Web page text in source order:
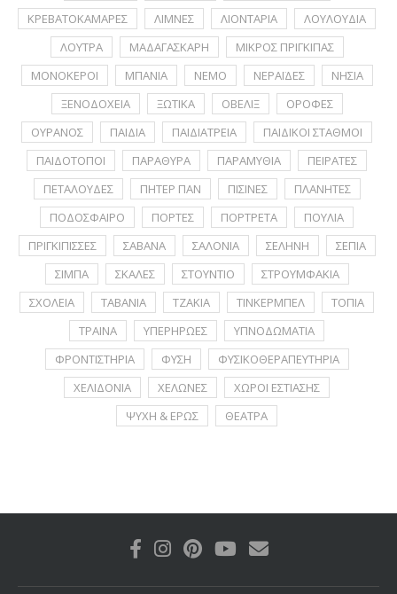
ΚΡΕΒΑΤΟΚΑΜΑΡΕΣ
ΛΙΜΝΕΣ ΛΙΟΝΤΑΡΙΑ
ΛΟΥΛΟΥΔΙΑ
ΛΟΥΤΡΑ
ΜΑΔΑΓΑΣΚΑΡΗ
ΜΙΚΡΟΣ ΠΡΙΓΚΙΠΑΣ
ΜΟΝΟΚΕΡΟΙ
ΜΠΑΝΙΑ ΝΕΜΟ ΝΕΡΑΪΔΕΣ
ΝΗΣΙΑ
ΞΕΝΟΔΟΧΕΙΑ
ΞΩΤΙΚΑ ΟΒΕΛΙΞ
ΟΡΟΦΕΣ
ΟΥΡΑΝΟΣ
ΠΑΙΔΙΑ ΠΑΙΔΙΑΤΡΕΙΑ
ΠΑΙΔΙΚΟΙ ΣΤΑΘΜΟΙ
ΠΑΙΔΟΤΟΠΟΙ
ΠΑΡΑΘΥΡΑ ΠΑΡΑΜΥΘΙΑ
ΠΕΙΡΑΤΕΣ
ΠΕΤΑΛΟΥΔΕΣ
ΠΗΤΕΡ ΠΑΝ ΠΙΣΙΝΕΣ
ΠΛΑΝΗΤΕΣ
ΠΟΔΟΣΦΑΙΡΟ
ΠΟΡΤΕΣ ΠΟΡΤΡΕΤA
ΠΟΥΛΙΑ
ΠΡΙΓΚΙΠΙΣΣΕΣ
ΣΑΒΑΝΑ ΣΑΛΟΝΙΑ ΣΕΛΗΝΗ
ΣΕΠΙΑ
ΣΙΜΠΑ
ΣΚΑΛΕΣ ΣΤΟΥΝΤΙΟ
ΣΤΡΟΥΜΦΑΚΙΑ
ΣΧΟΛΕΙΑ
ΤΑΒΑΝΙΑ ΤΖΑΚΙΑ ΤΙΝΚΕΡΜΠΕΛ
ΤΟΠΙΑ
ΤΡΑΙΝΑ
ΥΠΕΡΗΡΩΕΣ
ΥΠΝΟΔΩΜΑΤΙΑ
ΦΡΟΝΤΙΣΤΗΡΙΑ
ΦΥΣΗ
ΦΥΣΙΚΟΘΕΡΑΠΕΥΤΗΡΙΑ
ΧΕΛΙΔΟΝΙΑ
ΧΕΛΩΝΕΣ
ΧΩΡΟΙ ΕΣΤΙΑΣΗΣ
ΨΥΧΗ & ΕΡΩΣ
ΘΕΑΤΡΑ